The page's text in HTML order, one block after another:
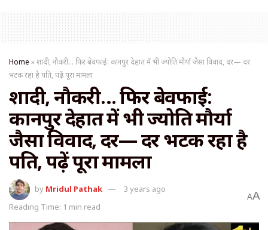
Home »शादी, नौकरी… फिर बेवफाई: कानपुर देहात में भी ज्योति मौर्या जैसा विवाद, दर— दर
भटक रहा है पति, पढ़ें पूरा मामला
शादी, नौकरी… फिर बेवफाई:
कानपुर देहात में भी ज्योति मौर्या
जैसा विवाद, दर— दर भटक रहा है
पति, पढ़ें पूरा मामला
by Mridul Pathak
3 years ago
Reading Time: 1 min read
AA